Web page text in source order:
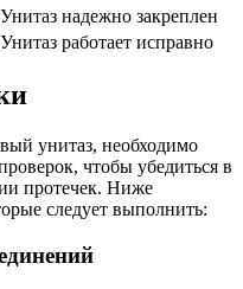
Унитаз надежно закреплен
Унитаз работает исправно
унитаз, необходимо
чтобы убедиться в
протечек. Ниже
следует выполнить: